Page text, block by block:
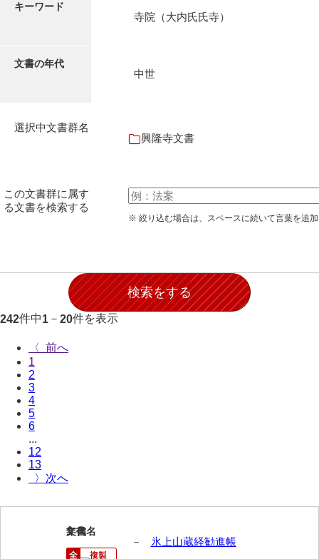
伊藤家文書（山口市）
井上一親文書
井上家文書（宇部市）
井上家文書（防府市）
井上家文書（徳山市）
井上勉家文書（大和町）
岩見博幸収集史料
キーワード
寺院（大内氏氏寺）
文書の年代
中世
選択中文書群名
興隆寺文書
この文書群に属す
る文書を検索する
※ 絞り込む場合は、スペースに続いて言葉を追
242件中1 － 20件を表示
〈
1
2
3
4
5
6
...
12
13
〉
1
文書名
氷上山蔵経勧進帳
年代
－